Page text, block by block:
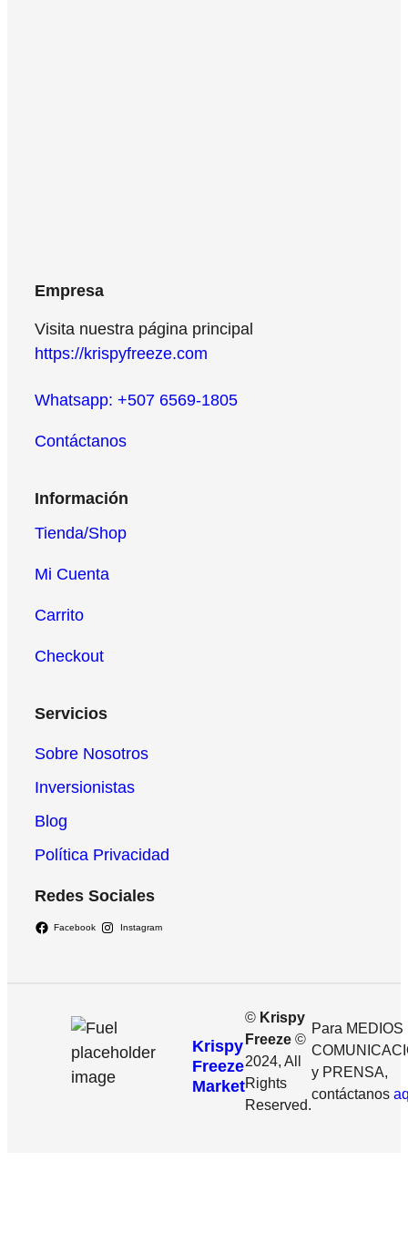
Empresa
Visita nuestra página principal
https://krispyfreeze.com
Whatsapp: +507 6569-1805
Contáctanos
Información
Tienda/Shop
Mi Cuenta
Carrito
Checkout
Servicios
Sobre Nosotros
Inversionistas
Blog
Política Privacidad
Redes Sociales
Facebook Instagram
Krispy
Freeze
Market
© Krispy
Freeze ©
2024, All
Rights
Reserved.
Para MEDIOS
y PRENSA,
contáctanos